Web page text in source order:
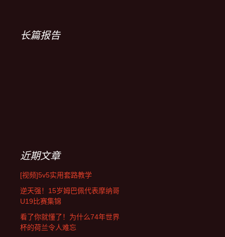
长篇报告
近期文章
[视频]5v5实用套路教学
逆天强！15岁姆巴佩代表摩纳哥
U19比赛集锦
看了你就懂了！为什么74年世界
杯的荷兰令人难忘